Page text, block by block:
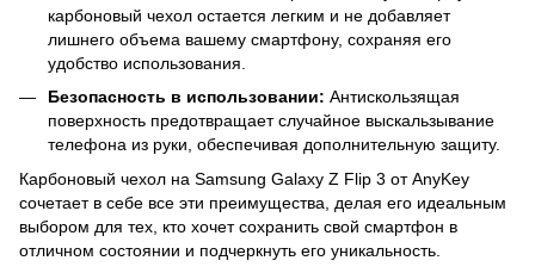
карбоновый чехол остается легким и не добавляет
лишнего объема вашему смартфону, сохраняя его
удобство использования.
Безопасность в использовании: Антискользящая
поверхность предотвращает случайное выскальзывание
телефона из руки, обеспечивая дополнительную защиту.
Карбоновый чехол на Samsung Galaxy Z Flip 3 от AnyKey
сочетает в себе все эти преимущества, делая его идеальным
выбором для тех, кто хочет сохранить свой смартфон в
отличном состоянии и подчеркнуть его уникальность.